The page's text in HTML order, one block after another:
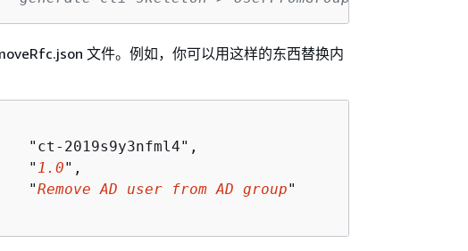
文件。例如，你可以用这样的东西替换内
"ct-2019s9y3nfml4",
" 1.0",
"Remove AD user from AD group"